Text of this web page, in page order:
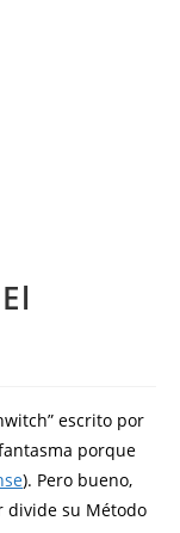
escrito por
porque
). Pero bueno,
divide su Método